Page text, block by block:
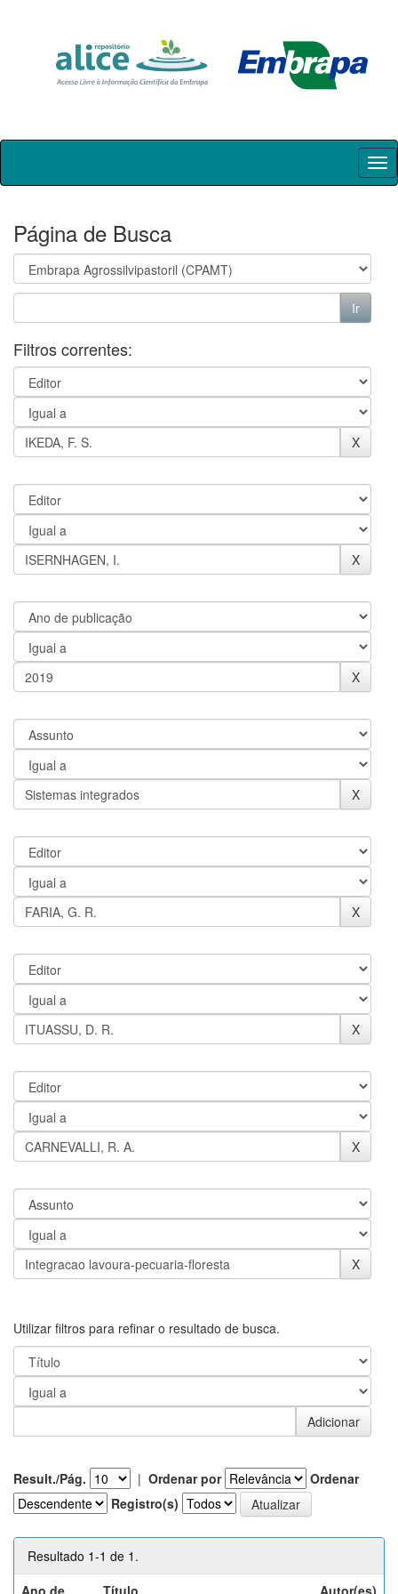
Skip
Página de Busca
Filtros correntes:
Utilizar filtros para refinar o resultado de busca.
Result./Pág. | Ordenar por
Ordenar
Registro(s)
Resultado 1-1 de 1.
Ano de
Título Autor(es)